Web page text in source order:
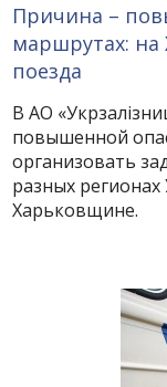
Причина –
маршрутах:
поезда
В АО
повышенной
организовать
разных
Харьковщине.